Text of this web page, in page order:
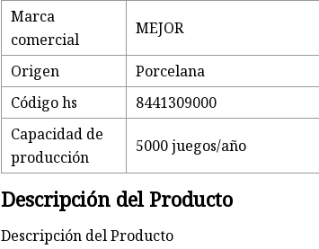
Marca
comercial
MEJOR
Origen
Porcelana
Código hs
8441309000
Capacidad de
producción
5000 juegos/año
Descripción del Producto
Descripción del Producto